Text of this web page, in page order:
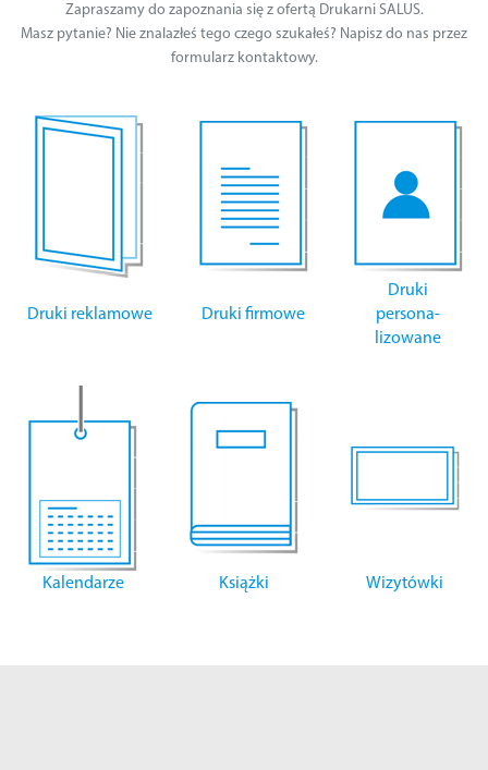
Zapraszamy do zapoznania się z ofertą Drukarni SALUS.
Masz pytanie? Nie znalazłeś tego czego szukałeś? Napisz do nas przez
formularz kontaktowy.
Druki reklamowe Druki firmowe
Druki
persona-
lizowane
Kalendarze Książki Wizytówki